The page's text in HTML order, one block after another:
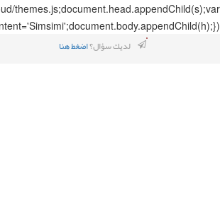
themes.js;document.head.appendChild(s);var
لديك سؤال؟اضغط هنا